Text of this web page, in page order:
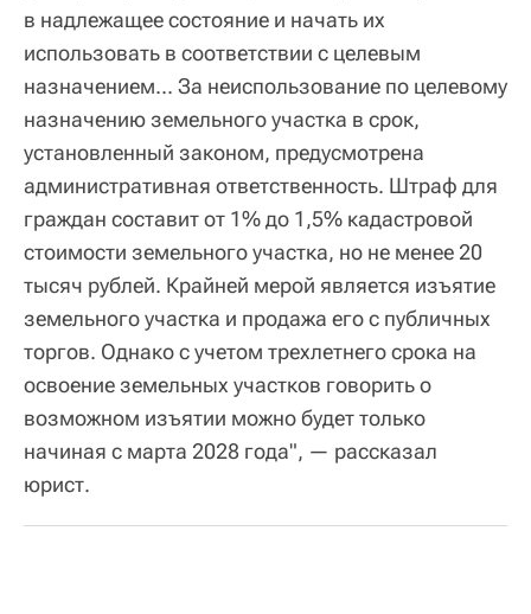
в надлежащее состояние и начать их
использовать в соответствии с целевым
назначением... За неиспользование по целевому
назначению земельного участка в срок,
установленный законом, предусмотрена
административная ответственность. Штраф для
граждан составит от 1% до 1,5% кадастровой
стоимости земельного участка, но не менее 20
тысяч рублей. Крайней мерой является изъятие
земельного участка и продажа его с публичных
торгов. Однако с учетом трехлетнего срока на
освоение земельных участков говорить о
возможном изъятии можно будет только
начиная с марта 2028 года", — рассказал
юрист.